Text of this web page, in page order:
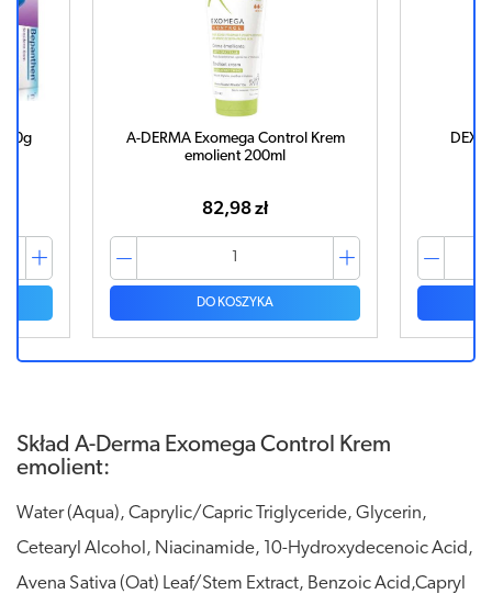
20g
A-DERMA Exomega Control Krem
emolient 200ml
82,98 zł
DO KOSZYKA
Skład A-Derma Exomega Control Krem
emolient:
Water (Aqua), Caprylic/Capric Triglyceride, Glycerin,
Cetearyl Alcohol, Niacinamide, 10-Hydroxydecenoic Acid,
Avena Sativa (Oat) Leaf/Stem Extract, Benzoic Acid,Capryl